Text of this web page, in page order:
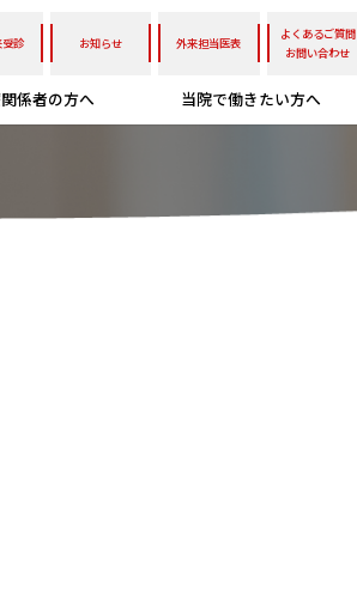
受診 お知らせ 外来担当医表
よくあるご質問
お問い合わせ
係者の方へ 当院で働きたい方へ